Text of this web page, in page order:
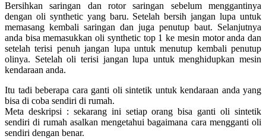
Bersihkan saringan dan rotor saringan sebelum menggantinya
dengan oli synthetic yang baru. Setelah bersih jangan lupa untuk
memasang kembali saringan dan juga penutup baut. Selanjutnya
anda bisa memasukkan oli synthetic top 1 ke mesin motor anda dan
setelah terisi penuh jangan lupa untuk menutup kembali penutup
olinya. Setelah oli terisi jangan lupa untuk menghidupkan mesin
kendaraan anda.
Itu tadi beberapa cara ganti oli sintetik untuk kendaraan anda yang
bisa di coba sendiri di rumah.
Meta deskripsi : sekarang ini setiap orang bisa ganti oli sintetik
sendiri di rumah asalkan mengetahui bagaimana cara mengganti oli
sendiri dengan benar.